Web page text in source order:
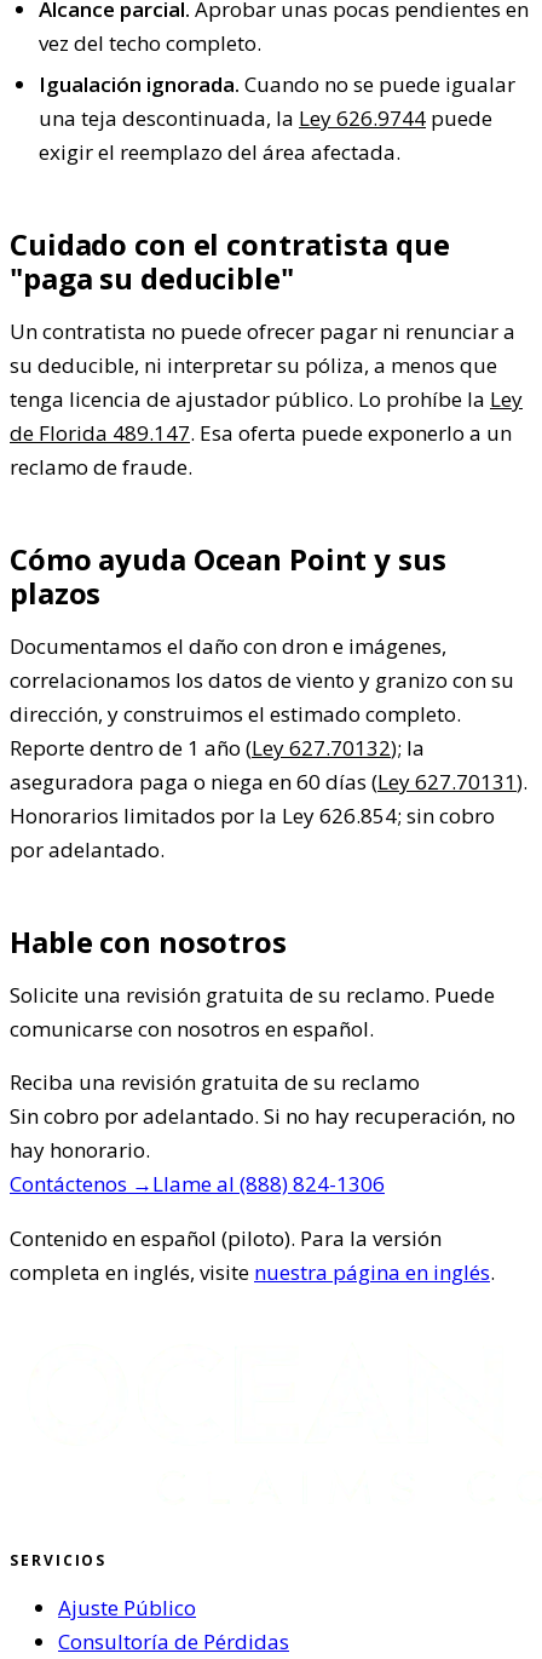
Alcance parcial. Aprobar unas pocas pendientes en
vez del techo completo.
Igualación ignorada. Cuando no se puede igualar
una teja descontinuada, la Ley 626.9744 puede
exigir el reemplazo del área afectada.
Cuidado con el contratista que
"paga su deducible"
Un contratista no puede ofrecer pagar ni renunciar a
su deducible, ni interpretar su póliza, a menos que
tenga licencia de ajustador público. Lo prohíbe la Ley
de Florida 489.147. Esa oferta puede exponerlo a un
reclamo de fraude.
Cómo ayuda Ocean Point y sus
plazos
Documentamos el daño con dron e imágenes,
correlacionamos los datos de viento y granizo con su
dirección, y construimos el estimado completo.
Reporte dentro de 1 año (Ley 627.70132); la
aseguradora paga o niega en 60 días (Ley 627.70131).
Honorarios limitados por la Ley 626.854; sin cobro
por adelantado.
Hable con nosotros
Solicite una revisión gratuita de su reclamo. Puede
comunicarse con nosotros en español.
Reciba una revisión gratuita de su reclamo
Sin cobro por adelantado. Si no hay recuperación, no
hay honorario.
Contáctenos →Llame al (888) 824-1306
Contenido en español (piloto). Para la versión
completa en inglés, visite nuestra página en inglés.
SERVICIOS
Ajuste Público
Consultoría de Pérdidas